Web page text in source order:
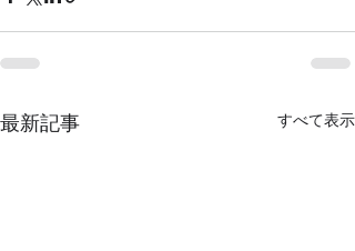
最新記事 すべて表示